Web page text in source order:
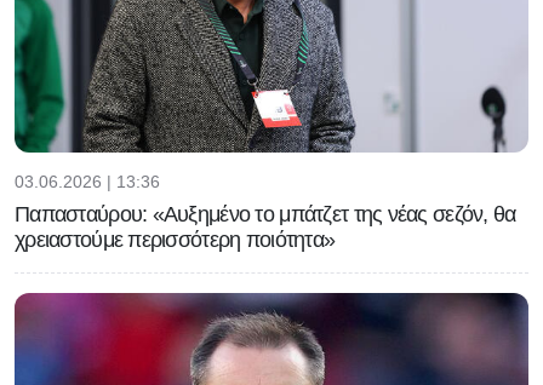
03.06.2026 | 13:36
Παπασταύρου: «Αυξημένο το μπάτζετ της νέας σεζόν, θα
χρειαστούμε περισσότερη ποιότητα»